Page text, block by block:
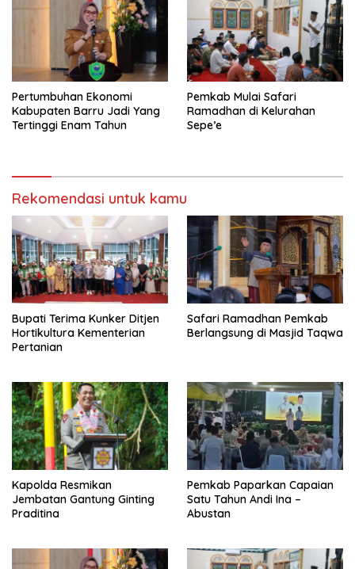
Pertumbuhan Ekonomi
Kabupaten Barru Jadi Yang
Tertinggi Enam Tahun
Pemkab Mulai Safari
Ramadhan di Kelurahan
Sepe’e
Rekomendasi untuk kamu
Bupati Terima Kunker Ditjen
Hortikultura Kementerian
Pertanian
Safari Ramadhan Pemkab
Berlangsung di Masjid Taqwa
Kapolda Resmikan
Jembatan Gantung Ginting
Praditina
Pemkab Paparkan Capaian
Satu Tahun Andi Ina –
Abustan